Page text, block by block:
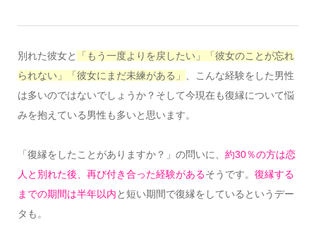
別れた彼女と
「もう一度よりを戻したい」「彼女のことが忘れ
られない」「彼女にまだ未練がある」
、こんな経験をした男性
は多いのではないでしょうか？そして今現在も復縁について悩
みを抱えている男性も多いと思います。
「復縁をしたことがありますか？」の問いに、 約30％の方は恋
人と別れた後、再び付き合った経験があるそうです。 復縁する
までの期間は半年以内と短い期間で復縁をしているというデー
タも。